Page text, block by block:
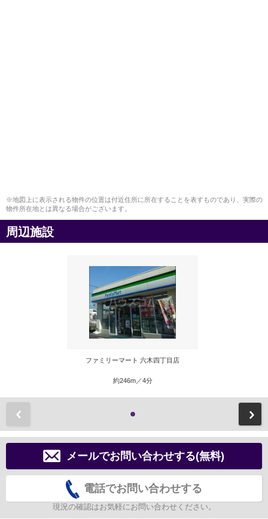
※地図上に表示される物件の位置は付近住所に所在することを表すものであり、実際の
物件所在地とは異なる場合がございます。
周辺施設
ファミリーマート 六木四丁目店
約246m／4分
メールでお問い合わせする(無料)
電話でお問い合わせする
現況の確認はお気軽にお問い合わせください。